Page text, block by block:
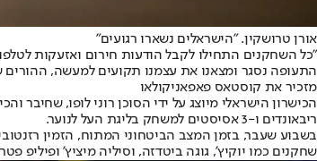
אורן טרושקין. "הישראלים נשארו רגועים"
"כל השחקנים התחילו לקבל הודעות חירום ואזעקות
התעופה נסגר ומצאנו את עצמנו תקועים למעשה, ההורים
מזכיר את קוסטאס פאפאניקולאו
ריבאונדים ו-3 אסיסטים למשחק בליגת העל לנוער.
בשבוע שעבר, בזמן המצב הביטחוני המתוח, הזמין
שחקנים כמו יוקיץ', גוגה ביטדזה, וסיליה מיציץ' ופיליפ